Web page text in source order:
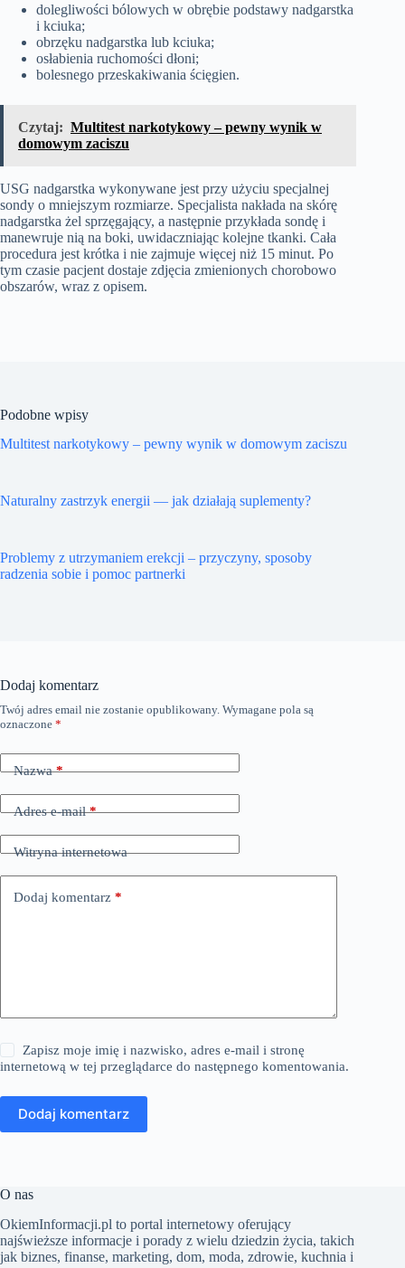
dolegliwości bólowych w obrębie podstawy nadgarstka
i kciuka;
obrzęku nadgarstka lub kciuka;
osłabienia ruchomości dłoni;
bolesnego przeskakiwania ścięgien.
Czytaj: Multitest narkotykowy – pewny wynik w
domowym zaciszu
USG nadgarstka wykonywane jest przy użyciu specjalnej
sondy o mniejszym rozmiarze. Specjalista nakłada na skórę
nadgarstka żel sprzęgający, a następnie przykłada sondę i
manewruje nią na boki, uwidaczniając kolejne tkanki. Cała
procedura jest krótka i nie zajmuje więcej niż 15 minut. Po
tym czasie pacjent dostaje zdjęcia zmienionych chorobowo
obszarów, wraz z opisem.
Podobne wpisy
Multitest narkotykowy – pewny wynik w domowym zaciszu
Naturalny zastrzyk energii — jak działają suplementy?
Problemy z utrzymaniem erekcji – przyczyny, sposoby
radzenia sobie i pomoc partnerki
Dodaj komentarz
Twój adres email nie zostanie opublikowany. Wymagane pola są
oznaczone *
Nazwa*
Adres e-mail*
Witryna internetowa
Dodaj komentarz *
Zapisz moje imię i nazwisko, adres e-mail i stronę
internetową w tej przeglądarce do następnego komentowania.
Dodaj komentarz
O nas
​OkiemInformacji.pl to portal internetowy oferujący
najświeższe informacje i porady z wielu dziedzin życia, takich
jak biznes, finanse, marketing, dom, moda, zdrowie, kuchnia i